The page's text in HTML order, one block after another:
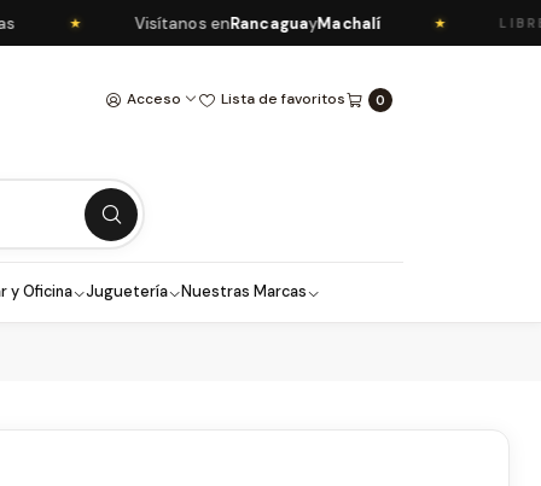
★ Visítanos enRancaguayMachalí ★ LIBRERÍA
Acceso Lista de favoritos 0
y Oficina Juguetería Nuestras Marcas